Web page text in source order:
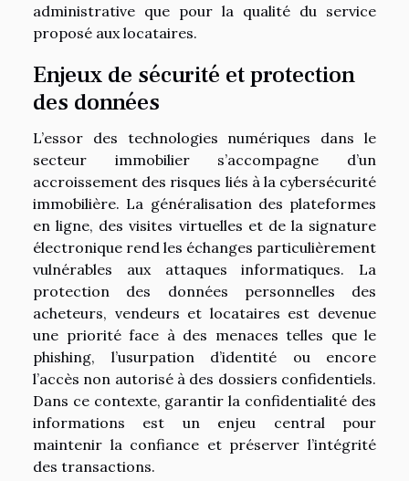
administrative que pour la qualité du service
proposé aux locataires.
Enjeux de sécurité et protection
des données
L’essor des technologies numériques dans le
secteur immobilier s’accompagne d’un
accroissement des risques liés à la cybersécurité
immobilière. La généralisation des plateformes
en ligne, des visites virtuelles et de la signature
électronique rend les échanges particulièrement
vulnérables aux attaques informatiques. La
protection des données personnelles des
acheteurs, vendeurs et locataires est devenue
une priorité face à des menaces telles que le
phishing, l’usurpation d’identité ou encore
l’accès non autorisé à des dossiers confidentiels.
Dans ce contexte, garantir la confidentialité des
informations est un enjeu central pour
maintenir la confiance et préserver l’intégrité
des transactions.